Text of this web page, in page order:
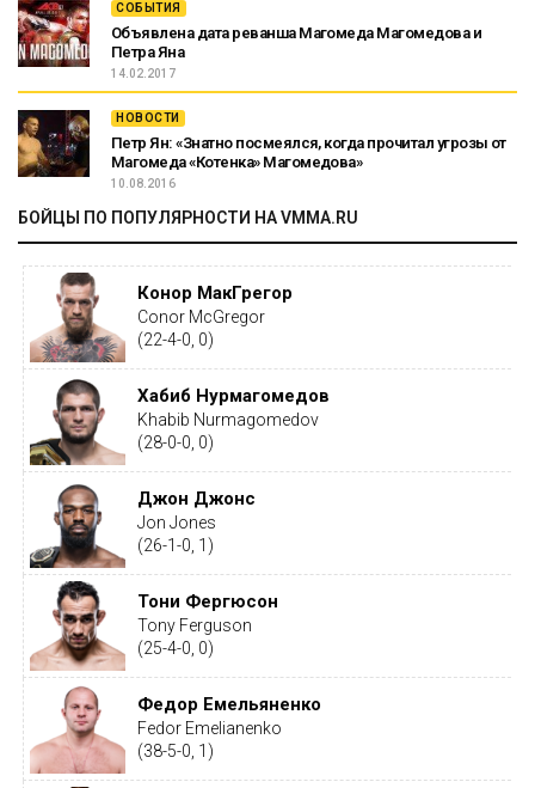
СОБЫТИЯ
Объявлена дата реванша Магомеда Магомедова и
Петра Яна
14.02.2017
НОВОСТИ
Петр Ян: «Знатно посмеялся, когда прочитал угрозы от
Магомеда «Котенка» Магомедова»
10.08.2016
БОЙЦЫ ПО ПОПУЛЯРНОСТИ НА VMMA.RU
Конор МакГрегор
Conor McGregor
(22-4-0, 0)
Хабиб Нурмагомедов
Khabib Nurmagomedov
(28-0-0, 0)
Джон Джонс
Jon Jones
(26-1-0, 1)
Тони Фергюсон
Tony Ferguson
(25-4-0, 0)
Федор Емельяненко
Fedor Emelianenko
(38-5-0, 1)